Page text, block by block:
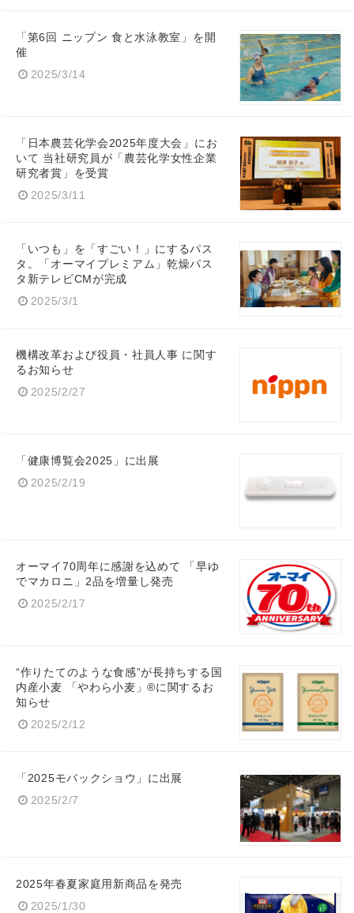
「第6回 ニップン 食と水泳教室」を開
催
2025/3/14
「日本農芸化学会2025年度大会」にお
いて 当社研究員が「農芸化学女性企業
研究者賞」を受賞
2025/3/11
「いつも」を「すごい！」にするパス
タ。「オーマイプレミアム」乾燥パス
タ新テレビCMが完成
2025/3/1
機構改革および役員・社員人事 に関す
るお知らせ
2025/2/27
「健康博覧会2025」に出展
2025/2/19
オーマイ70周年に感謝を込めて 「早ゆ
でマカロニ」2品を増量し発売
2025/2/17
“作りたてのような食感”が長持ちする国
内産小麦 「やわら小麦」®に関するお
知らせ
2025/2/12
「2025モバックショウ」に出展
2025/2/7
2025年春夏家庭用新商品を発売
2025/1/30